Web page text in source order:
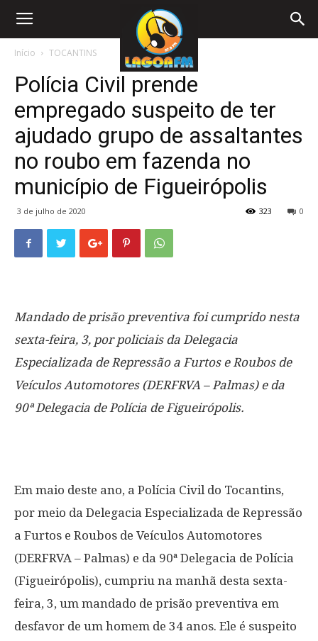
Início TOCANTINS
Polícia Civil prende
empregado suspeito de ter
ajudado grupo de assaltantes
no roubo em fazenda no
município de Figueirópolis
3 de julho de 2020 0
323
Mandado de prisão preventiva foi cumprido nesta
sexta-feira, 3, por policiais da Delegacia
Especializada de Repressão a Furtos e Roubos de
Veículos Automotores (DERFRVA – Palmas) e da
90ª Delegacia de Polícia de Figueirópolis.
Em maio deste ano, a Polícia Civil do Tocantins,
por meio da Delegacia Especializada de Repressão
a Furtos e Roubos de Veículos Automotores
(DERFRVA – Palmas) e da 90ª Delegacia de Polícia
(Figueirópolis), cumpriu na manhã desta sexta-
feira, 3, um mandado de prisão preventiva em
desfavor de um homem de 34 anos. Ele é suspeito